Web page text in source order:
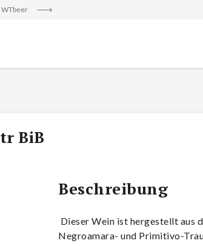
WTbeer
BiB
Beschreibung
Dieser Wein ist hergestellt aus
Negroamara- und Primitivo-